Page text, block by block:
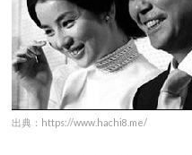
出典：https://www.hachi8.me/